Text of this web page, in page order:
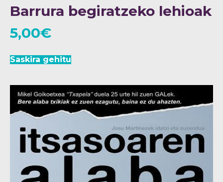
Barrura begiratzeko lehioak
5,00€
Saskira gehitu